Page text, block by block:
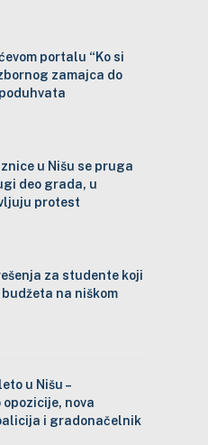
portalu “Ko si
zamajca do
u Nišu se pruga
deo grada, u
protest
za studente koji
na niškom
u Nišu –
nova
i gradonačelnik